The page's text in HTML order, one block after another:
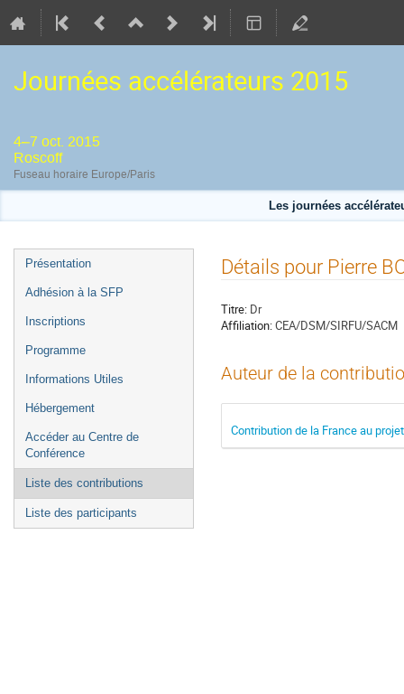
Journées accélérateurs 2015
4–7 oct. 2015
Roscoff
Fuseau horaire Europe/Paris
Les journées
Menu
de
Présentation
Adhésion à la SFP
Inscriptions
Programme
Informations Utiles
Hébergement
Accéder au Centre de
Conférence
Liste des contributions
Liste des participants
Détails pour Pierre
Titre: Dr
Affiliation:CEA/DSM/SIRFU/SACM
Auteur de la
Contribution de la France au